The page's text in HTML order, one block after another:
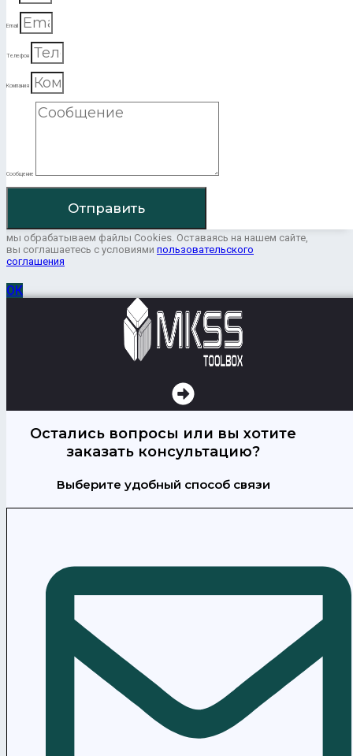
Email
Телефон
Компания
Сообщение
Отправить
мы обрабатываем файлы Cookies. Оставаясь на нашем сайте,
вы соглашаетесь с условиями пользовательского
соглашения
ОК
Остались вопросы или вы хотите
заказать консультацию?
Выберите удобный способ связи